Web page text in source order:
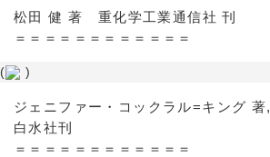
松田 健 著 重化学工業通信社 刊
＝＝＝＝＝＝＝＝＝＝＝＝
( )
ジェニファー・コックラル=キング 著,
白水社刊
＝＝＝＝＝＝＝＝＝＝＝＝